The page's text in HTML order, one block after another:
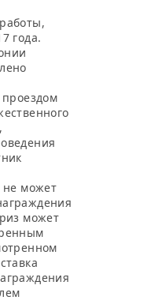
года.
не может
может